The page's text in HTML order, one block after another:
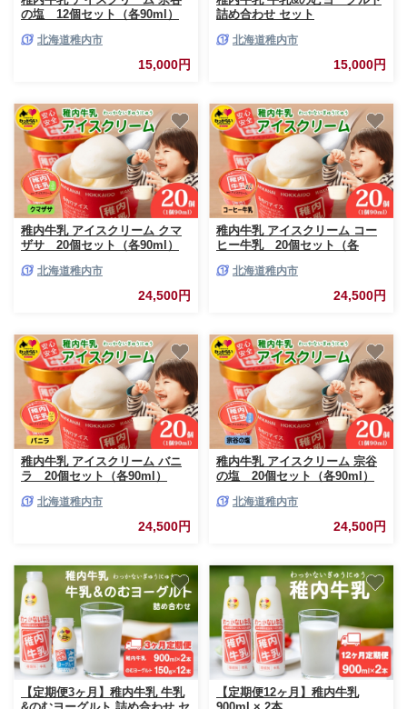
の塩 12個セット（各90ml）
北海道稚内市
15,000円
詰め合わせ セット
北海道稚内市
15,000円
稚内牛乳 アイスクリーム クマ
ザサ 20個セット（各90ml）
北海道稚内市
24,500円
稚内牛乳 アイスクリーム コー
ヒー牛乳 20個セット（各
北海道稚内市
24,500円
稚内牛乳 アイスクリーム バニ
ラ 20個セット（各90ml）
北海道稚内市
24,500円
稚内牛乳 アイスクリーム 宗谷
の塩 20個セット（各90ml）
北海道稚内市
24,500円
【定期便3ヶ月】稚内牛乳 牛乳
【定期便12ヶ月】稚内牛乳